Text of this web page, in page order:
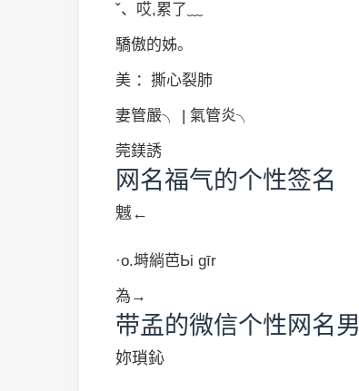
ˇ、哎,累了﹏
驕傲的姊。
美 ：撕心裂肺
妻管嚴╮ | 氣管炎╮
莞鎂誘
网名福气的个性签名
魊←
·o.塒緔芭Ьi gīr
為→
带孟的微信个性网名男
妳瑣鈊